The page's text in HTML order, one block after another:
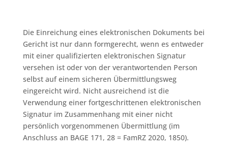
Die Einreichung eines elektronischen Dokuments bei
Gericht ist nur dann formgerecht, wenn es entweder
mit einer qualifizierten elektronischen Signatur
versehen ist oder von der verantwortenden Person
selbst auf einem sicheren Übermittlungsweg
eingereicht wird. Nicht ausreichend ist die
Verwendung einer fortgeschrittenen elektronischen
Signatur im Zusammenhang mit einer nicht
persönlich vorgenommenen Übermittlung (im
Anschluss an BAGE 171, 28 = FamRZ 2020, 1850).